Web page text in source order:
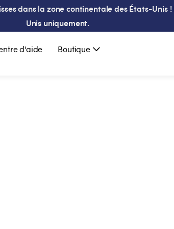
dans la zone continentale des États-Unis
Unis uniquement.
d'aide Boutique